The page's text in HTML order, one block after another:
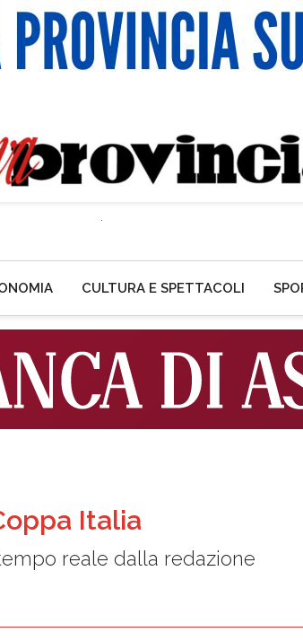
CULTURA E SPETTACOLI
Italia
reale dalla redazione